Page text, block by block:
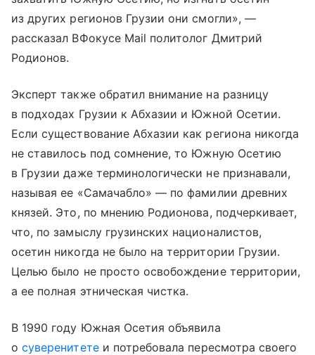
из других регионов Грузии они смогли», —
рассказал ВФокусе Mail политолог Дмитрий
Родионов.
Эксперт также обратил внимание на разницу
в подходах Грузии к Абхазии и Южной Осетии.
Если существование Абхазии как региона никогда
не ставилось под сомнение, то Южную Осетию
в Грузии даже терминологически не признавали,
называя ее «Самачабло» — по фамилии древних
князей. Это, по мнению Родионова, подчеркивает,
что, по замыслу грузинских националистов,
осетин никогда не было на территории Грузии.
Целью было не просто освобождение территории,
а ее полная этническая чистка.
В 1990 году Южная Осетия объявила
осуверенитетеи потребовала пересмотра своего